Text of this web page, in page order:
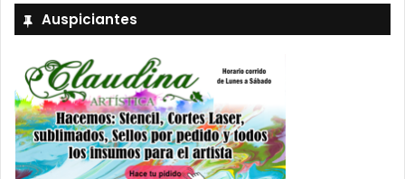
Auspiciantes